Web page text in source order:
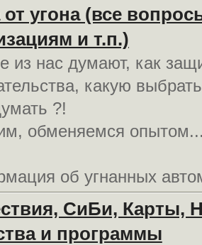
угона (все
и т.п.)
из нас думают, как
какую
?!
обменяемся
об угнанных
СиБи, Карты,
и программы